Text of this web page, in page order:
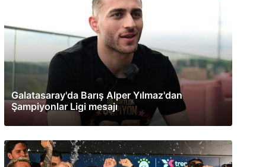
Galatasaray'da Barış Alper Yılmaz'dan
Şampiyonlar Ligi mesajı